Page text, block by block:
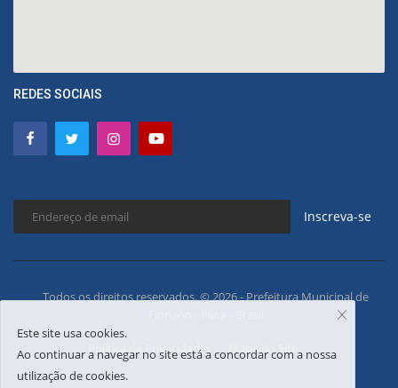
REDES SOCIAIS
Inscreva-se
Todos os direitos reservados. © 2026 - Prefeitura Municipal de
Política de Privacidades Mapa do Site
Este site usa cookies.
Ao continuar a navegar no site está a concordar com a nossa
utilização de cookies.